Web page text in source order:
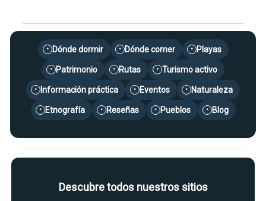
• Dónde dormir • Dónde comer • Playas
• Patrimonio • Rutas • Turismo activo
• Información práctica • Eventos • Naturaleza
• Etnografía • Reseñas • Pueblos • Blog
Descubre todos nuestros sitios